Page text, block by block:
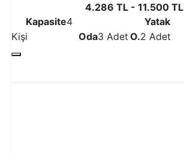
4.286 TL - 11.500 TL
Kapasite4
Kişi
Oda3 Adet
Yatak
O.2 Adet